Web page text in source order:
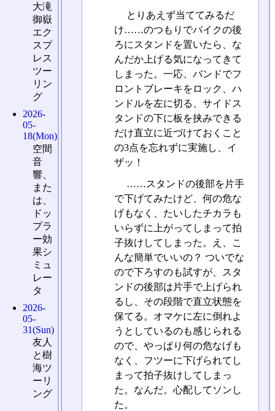
とりあえず当ててみるだ
け……のつもりでバイクの後
ろにスタンドを置いたら、な
んだか上げる気になってきて
しまった。一応、バンドでフ
ロントブレーキをロック、ハ
ンドルを左に切る、サイドス
タンドの下に板を挟みできる
だけ直立に近づけておくこと
の3点を忘れずに実施し、イ
ザッ！
……スタンドの後部を片手
で下げてみたけど、何の危な
げもなく、たいしたチカラも
いらずに上がってしまって拍
子抜けしてしまった。え、こ
んな簡単でいいの？ ついでな
ので下ろすのも試すが、スタ
ンドの後部は片手で上げられ
るし、その段階で直立状態を
保てる。オマケに左に倒れよ
うとしているのも感じられる
ので、やっぱり何の危なげも
なく、フツーに下げられてし
まって拍子抜けしてしまっ
た。なんだ。心配してソンし
た。
大滝
御嶽
エク
スプ
レス
ツー
リン
グ
2026-
05-
18(Mon)
空間
音
響、
また
は、
ドッ
プラ
ー効
果シ
ミュ
レー
タ
2026-
05-
31(Sun)
友人
と樹
海ツ
ーリ
ング